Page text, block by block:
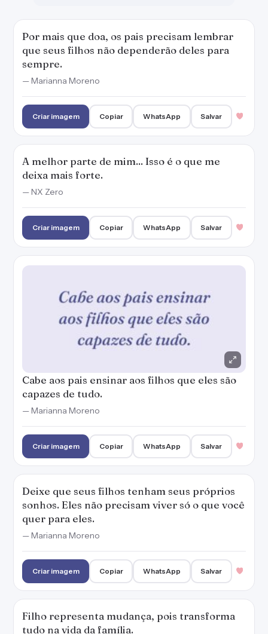
Criar imagem Copiar WhatsApp Salvar
capazes de tudo.
— Marianna Moreno
Deixe que seus filhos tenham seus próprios
sonhos. Eles não precisam viver só o que você
quer para eles.
Criar imagem Copiar
Filho representa mudança, pois transforma
tudo na vida da família.
Criar imagem Copiar WhatsApp Salvar